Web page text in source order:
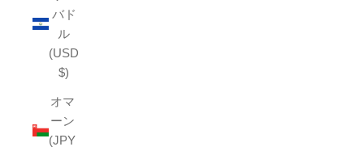
バド
ル
(USD
$)
オマ
ーン
(JPY